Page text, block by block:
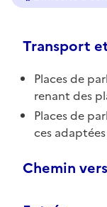
Transport
Places de
renant des
Places de
ces
Chemin